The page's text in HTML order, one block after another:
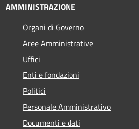
AMMINISTRAZIONE
Organi di Governo
Aree Amministrative
Uffici
Enti e fondazioni
Politici
Personale Amministrativo
Documenti e dati